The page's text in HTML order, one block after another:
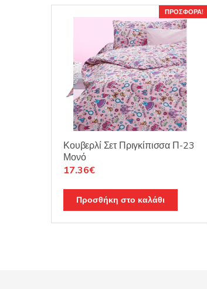
ΠΡΟΣΦΟΡΆ!
Κουβερλί Σετ Πριγκίπισσα Π-23
Μονό
Original
was:
23.50€.
17.36€Η
τιμή
είναι:
17.36€.
Προσθήκη στο καλάθι